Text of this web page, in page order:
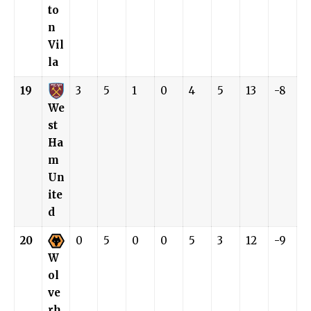
to
n
Vil
la
19
We
st
Ha
m
Un
ite
d
3 5 1 0 4 5 13 -8
20
W
ol
ve
0 5 0 0 5 3 12 -9